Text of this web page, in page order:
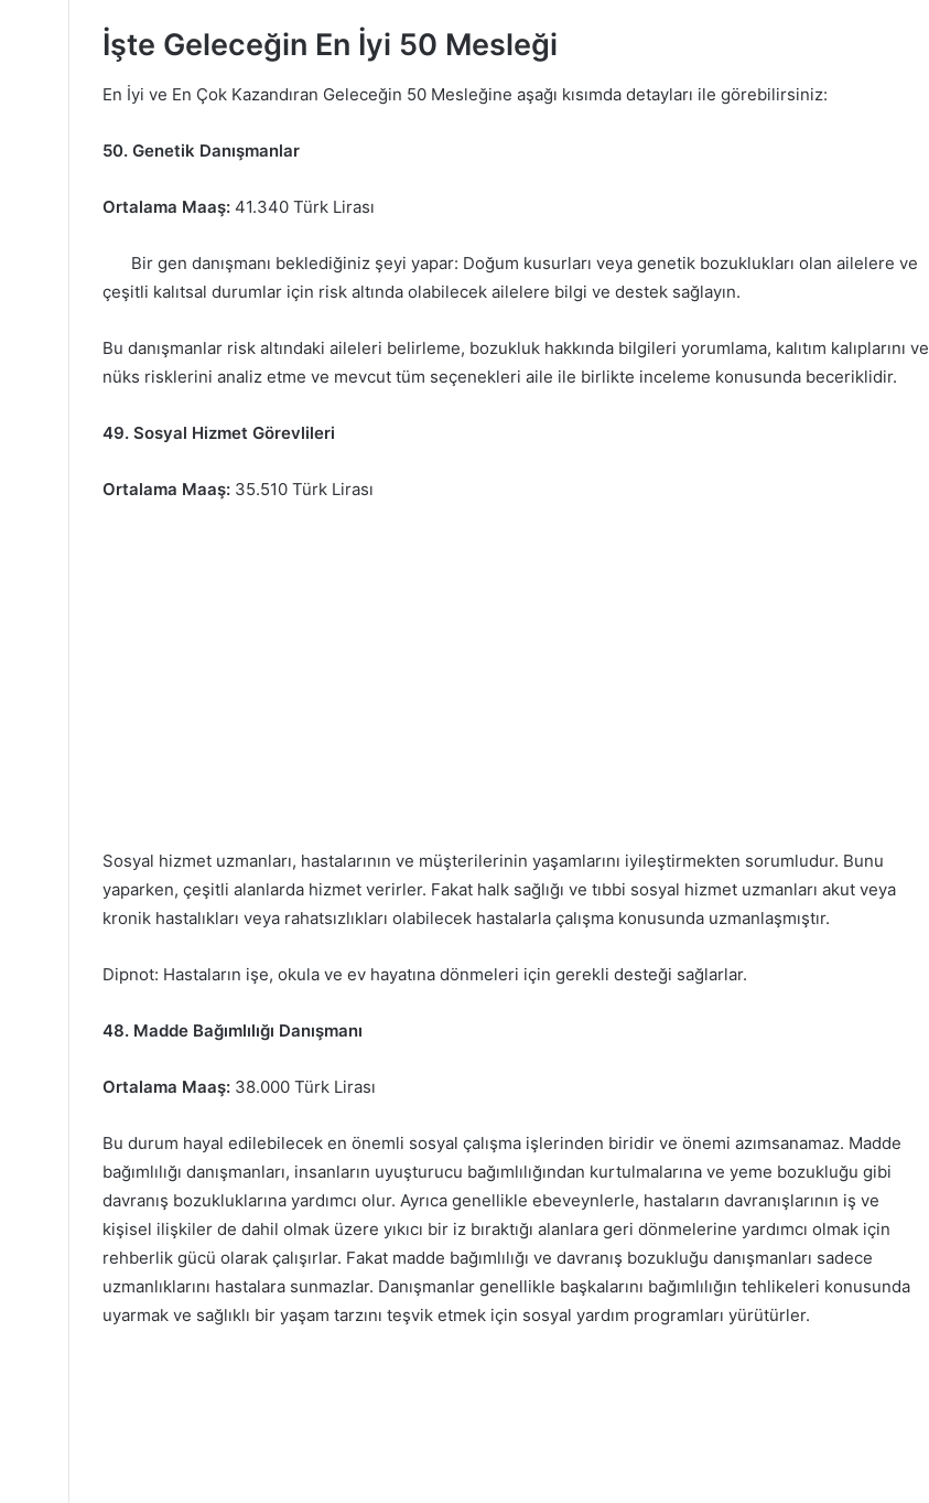
İşte Geleceğin En İyi 50 Mesleği
En İyi ve En Çok Kazandıran Geleceğin 50 Mesleğine aşağı kısımda detayları ile görebilirsiniz:
50. Genetik Danışmanlar
Ortalama Maaş: 41.340 Türk Lirası
Bir gen danışmanı beklediğiniz şeyi yapar: Doğum kusurları veya genetik bozuklukları olan ailelere ve
çeşitli kalıtsal durumlar için risk altında olabilecek ailelere bilgi ve destek sağlayın.
Bu danışmanlar risk altındaki aileleri belirleme, bozukluk hakkında bilgileri yorumlama, kalıtım kalıplarını ve
nüks risklerini analiz etme ve mevcut tüm seçenekleri aile ile birlikte inceleme konusunda beceriklidir.
49. Sosyal Hizmet Görevlileri
Ortalama Maaş: 35.510 Türk Lirası
Sosyal hizmet uzmanları, hastalarının ve müşterilerinin yaşamlarını iyileştirmekten sorumludur. Bunu
yaparken, çeşitli alanlarda hizmet verirler. Fakat halk sağlığı ve tıbbi sosyal hizmet uzmanları akut veya
kronik hastalıkları veya rahatsızlıkları olabilecek hastalarla çalışma konusunda uzmanlaşmıştır.
Dipnot: Hastaların işe, okula ve ev hayatına dönmeleri için gerekli desteği sağlarlar.
48. Madde Bağımlılığı Danışmanı
Ortalama Maaş: 38.000 Türk Lirası
Bu durum hayal edilebilecek en önemli sosyal çalışma işlerinden biridir ve önemi azımsanamaz. Madde
bağımlılığı danışmanları, insanların uyuşturucu bağımlılığından kurtulmalarına ve yeme bozukluğu gibi
davranış bozukluklarına yardımcı olur. Ayrıca genellikle ebeveynlerle, hastaların davranışlarının iş ve
kişisel ilişkiler de dahil olmak üzere yıkıcı bir iz bıraktığı alanlara geri dönmelerine yardımcı olmak için
rehberlik gücü olarak çalışırlar. Fakat madde bağımlılığı ve davranış bozukluğu danışmanları sadece
uzmanlıklarını hastalara sunmazlar. Danışmanlar genellikle başkalarını bağımlılığın tehlikeleri konusunda
uyarmak ve sağlıklı bir yaşam tarzını teşvik etmek için sosyal yardım programları yürütürler.